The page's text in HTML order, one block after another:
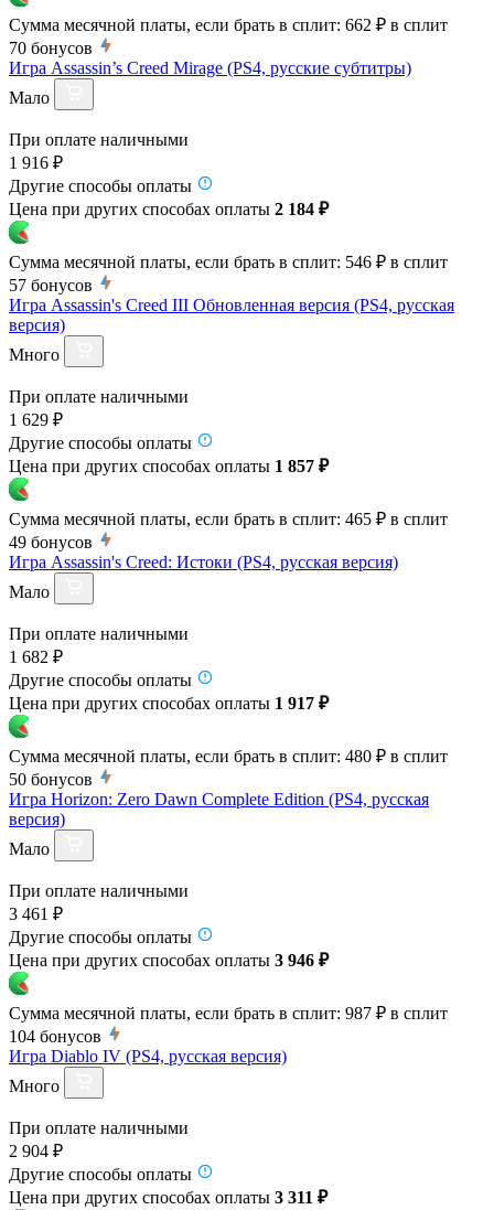
Сумма месячной платы, если брать в сплит: 662 ₽ в сплит
70 бонусов
Игра Assassin’s Creed Mirage (PS4, русские субтитры)
Мало
При оплате наличными
1 916 ₽
Другие способы оплаты
Цена при других способах оплаты 2 184 ₽
Сумма месячной платы, если брать в сплит: 546 ₽ в сплит
57 бонусов
Игра Assassin's Creed III Обновленная версия (PS4, русская
версия)
Много
При оплате наличными
1 629 ₽
Другие способы оплаты
Цена при других способах оплаты 1 857 ₽
Сумма месячной платы, если брать в сплит: 465 ₽ в сплит
49 бонусов
Игра Assassin's Creed: Истоки (PS4, русская версия)
Мало
При оплате наличными
1 682 ₽
Другие способы оплаты
Цена при других способах оплаты 1 917 ₽
Сумма месячной платы, если брать в сплит: 480 ₽ в сплит
50 бонусов
Игра Horizon: Zero Dawn Complete Edition (PS4, русская
версия)
Мало
При оплате наличными
3 461 ₽
Другие способы оплаты
Цена при других способах оплаты 3 946 ₽
Сумма месячной платы, если брать в сплит: 987 ₽ в сплит
104 бонусов
Игра Diablo IV (PS4, русская версия)
Много
При оплате наличными
2 904 ₽
Другие способы оплаты
Цена при других способах оплаты 3 311 ₽